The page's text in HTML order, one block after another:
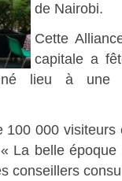
de Nairobi.
Cette
capitale a
lieu à une
100 000
La belle époque
conseillers